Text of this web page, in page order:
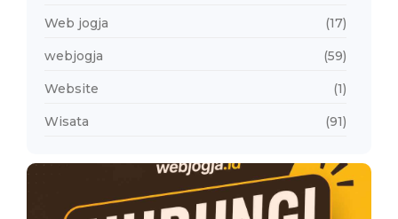
Web jogja (17)
webjogja (59)
Website (1)
Wisata (91)